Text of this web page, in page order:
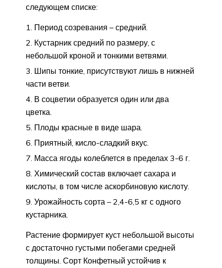
следующем списке:
Период созревания – средний.
Кустарник средний по размеру, с
небольшой кроной и тонкими ветвями.
Шипы тонкие, присутствуют лишь в нижней
части ветви.
В соцветии образуется один или два
цветка.
Плоды красные в виде шара.
Приятный, кисло-сладкий вкус.
Масса ягоды колеблется в пределах 3-6 г.
Химический состав включает сахара и
кислоты, в том числе аскорбиновую кислоту.
Урожайность сорта – 2,4-6,5 кг с одного
кустарника.
Растение формирует куст небольшой высоты
с достаточно густыми побегами средней
толщины. Сорт Конфетный устойчив к